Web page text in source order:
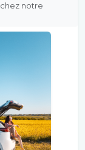
notre